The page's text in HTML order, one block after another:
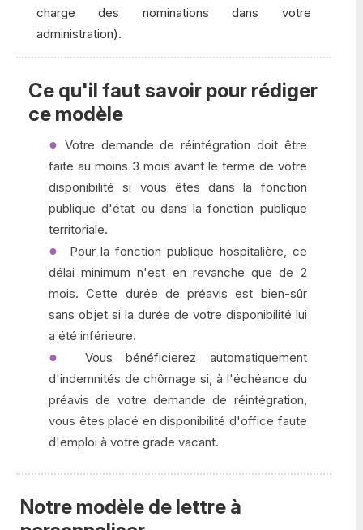
charge des nominations dans votre
administration).
Ce qu'il faut savoir pour rédiger
ce modèle
Votre demande de réintégration doit être
faite au moins 3 mois avant le terme de votre
disponibilité si vous êtes dans la fonction
publique d'état ou dans la fonction publique
territoriale.
Pour la fonction publique hospitalière, ce
délai minimum n'est en revanche que de 2
mois. Cette durée de préavis est bien-sûr
sans objet si la durée de votre disponibilité lui
a été inférieure.
Vous bénéficierez automatiquement
d'indemnités de chômage si, à l'échéance du
préavis de votre demande de réintégration,
vous êtes placé en disponibilité d'office faute
d'emploi à votre grade vacant.
Notre modèle de lettre à